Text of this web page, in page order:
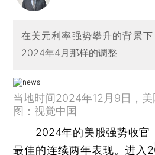
在美元利率强势攀升的背景
2024年4月那样的调整
当地时间2024年12月9日，美
图：视觉中国
2024年的美股强势收官
最佳的连续两年表现。进入